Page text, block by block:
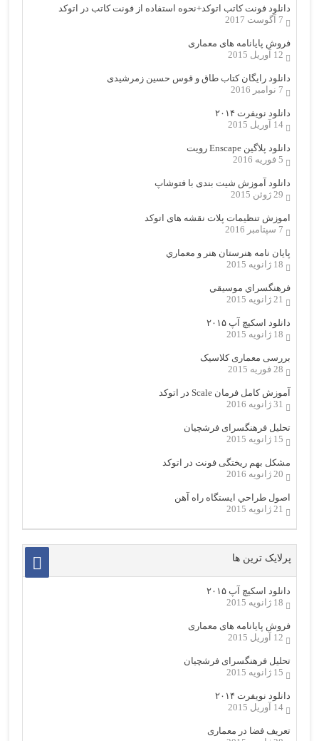
دانلود فونت کاتب اتوکد+نحوه استفاده از فونت کاتب در اتوکد
7 آگوست 2017
فروش پایانامه های معماری
12 آوریل 2015
دانلود رایگان کتاب طاق و قوس حسین زمرشیدی
7 نوامبر 2016
دانلود نویفرت ۲۰۱۴
14 آوریل 2015
دانلود پلاگین Enscape رویت
5 فوریه 2016
دانلود آموزش شیت بندی با فتوشاپ
29 ژوئن 2015
اموزش تنظیمات پلات نقشه های اتوکد
7 سپتامبر 2016
پایان نامه هنرستان هنر و معماري
18 ژانویه 2015
فرهنگسراي موسيقي
21 ژانویه 2015
دانلود اسکیچ آپ ۲۰۱۵
18 ژانویه 2015
بررسی معماری کلاسیک
28 فوریه 2015
آموزش کامل فرمان Scale در اتوکد
31 ژانویه 2016
تحلیل فرهنگسرای فرشچیان
15 ژانویه 2015
مشکل بهم ریختگی فونت در اتوکد
20 ژانویه 2016
اصول طراحي ایستگاه راه آهن
21 ژانویه 2015
پرلایک ترین ها
دانلود اسکیچ آپ ۲۰۱۵
18 ژانویه 2015
فروش پایانامه های معماری
12 آوریل 2015
تحلیل فرهنگسرای فرشچیان
15 ژانویه 2015
دانلود نویفرت ۲۰۱۴
14 آوریل 2015
تعریف فضا در معماری